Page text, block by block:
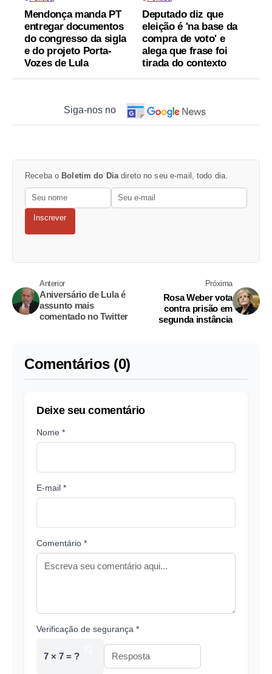
Mendonça manda PT
entregar documentos
do congresso da sigla
e do projeto Porta-
Vozes de Lula
Deputado diz que
eleição é 'na base da
compra de voto' e
alega que frase foi
tirada do contexto
Siga-nos no
Receba o Boletim do Diadireto no seu e-mail, todo dia.
Inscrever
Anterior
Aniversário de Lula é
assunto mais
comentado no Twitter
Próxima
Rosa Weber vota
contra prisão em
segunda instância
Comentários (0)
Deixe seu comentário
Nome *
E-mail *
Comentário *
Verificação de segurança *
7 × 7 = ?